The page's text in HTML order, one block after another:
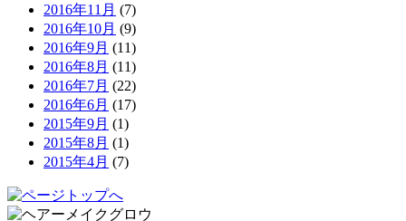
2016年11月 (7)
2016年10月 (9)
2016年9月 (11)
2016年8月 (11)
2016年7月 (22)
2016年6月 (17)
2015年9月 (1)
2015年8月 (1)
2015年4月 (7)